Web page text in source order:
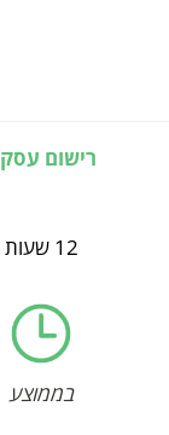
רישום
12 שעות
בממוצע